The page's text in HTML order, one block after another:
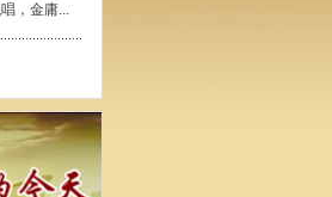
，金庸...